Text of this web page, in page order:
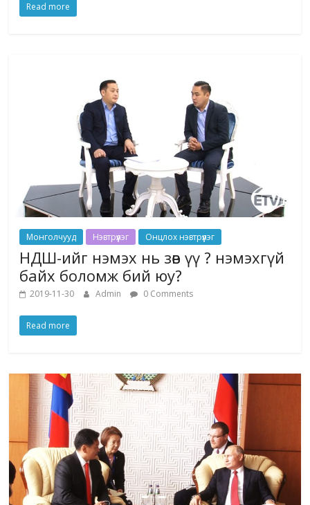
Read more
Монголчууд Нэвтрүүлэг Онцлох нэвтрүүлэг
НДШ-ийг нэмэх нь зөв үү ? нэмэхгүй
байх боломж бий юу?
2019-11-30 Admin 0 Comments
Read more